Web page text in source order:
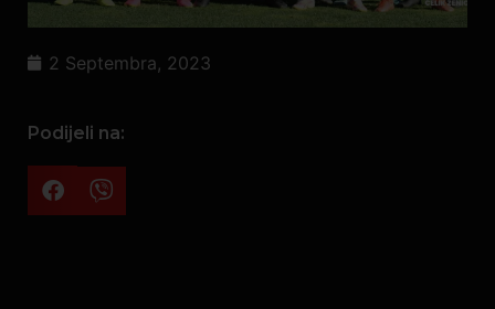
2 Septembra, 2023
Podijeli na: